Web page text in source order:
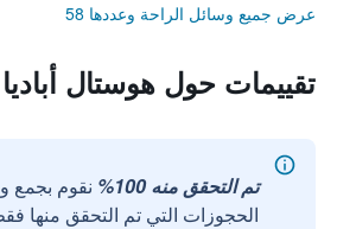
عرض جميع وسائل الراحة وعددها 58
تقييمات حول هوستال
تم التحقق منه 100%
نقوم بجمع
الحجوزات التي تم التحقق منها